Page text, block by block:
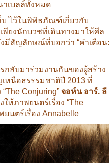
าเบลล์ทั้งหมด
บ ไว้ในพิพิธภัณฑ์เกี่ยวกับ
ยงนักบวชที่เดินทางมาให้ศีล
มีสัญลักษณ์ที่บอกว่า “คำเตือน:
รกลับมาร่วมงานกันของผู้สร้าง
หนือธรรรมชาติปี 2013 ที่
Conjuring” จอห์น อาร์. ลี
ห้ภาพยนตร์เรื่อง “The
นตร์เรื่อง Annabelle